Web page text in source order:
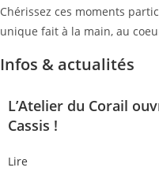
Chérissez ces moments
unique fait à la main, au
Infos & actualités
L’Atelier du Corail
Cassis !
Lire